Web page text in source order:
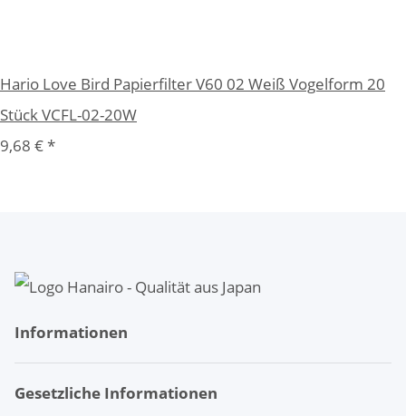
Hario Love Bird Papierfilter V60 02 Weiß Vogelform 20
Stück VCFL-02-20W
9,68 €*
Informationen
Gesetzliche Informationen